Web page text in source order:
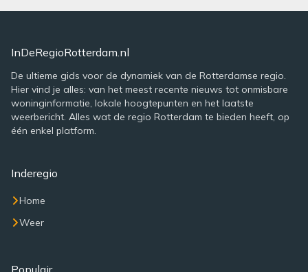
InDeRegioRotterdam.nl
De ultieme gids voor de dynamiek van de Rotterdamse regio.
Hier vind je alles: van het meest recente nieuws tot onmisbare
woninginformatie, lokale hoogtepunten en het laatste
weerbericht. Alles wat de regio Rotterdam te bieden heeft, op
één enkel platform.
Inderegio
Home
Weer
Populair